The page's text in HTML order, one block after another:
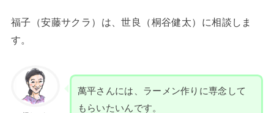
福子（安藤サクラ）は、世良（桐谷健太）に相談しま
す。
萬平さんには、ラーメン作りに専念して
もらいたいんです。